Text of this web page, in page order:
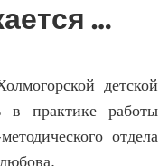
…
детской
в практике работы
отдела
.